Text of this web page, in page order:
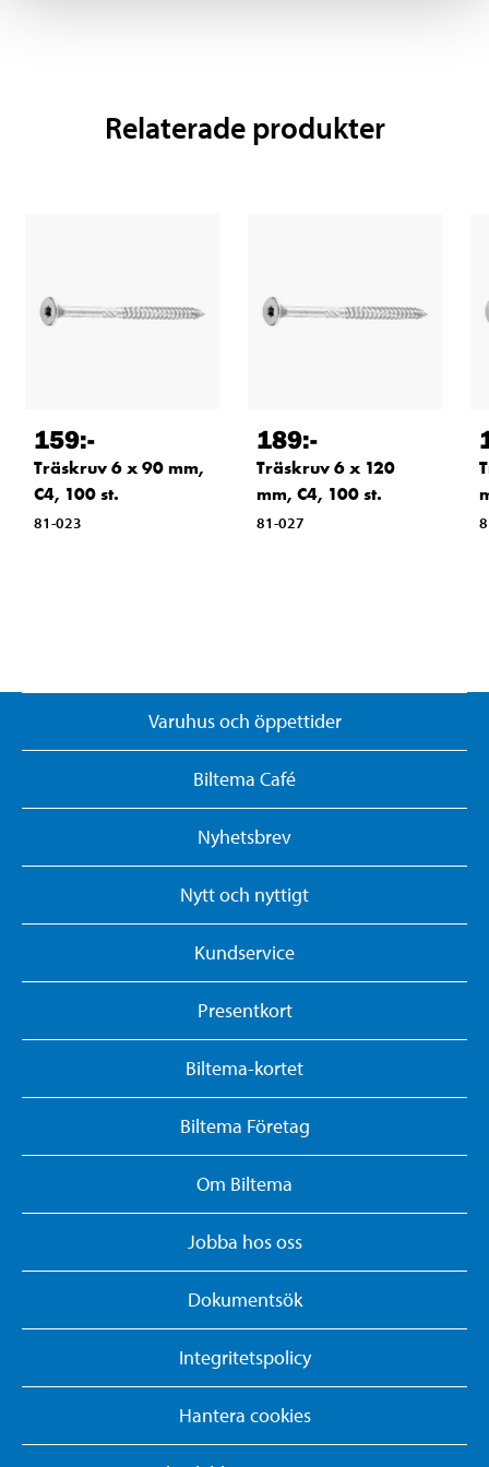
Relaterade produkter
159:-
Träskruv 6 x 90 mm,
C4, 100 st.
81-023
189:-
Träskruv 6 x 120
mm, C4, 100 st.
81-027
Varuhus och öppettider
Biltema Café
Nyhetsbrev
Nytt och nyttigt
Kundservice
Presentkort
Biltema-kortet
Biltema Företag
Om Biltema
Jobba hos oss
Dokumentsök
Integritetspolicy
Hantera cookies